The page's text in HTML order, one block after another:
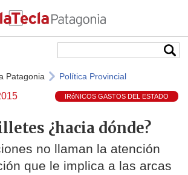
Patagonia Política Provincial
IRóNICOS GASTOS DEL ESTADO
¿hacia dónde?
no llaman la atención
que le implica a las arcas